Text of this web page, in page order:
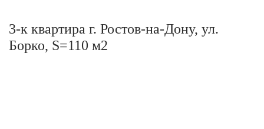
3-к квартира г. Ростов-на-Дону, ул.
Борко, S=110 м2